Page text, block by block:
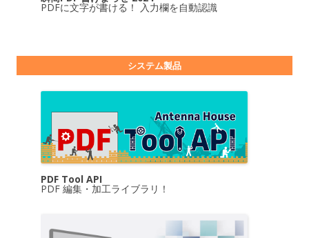
PDFに文字が書ける！ 入力欄を自動認識
システム製品
PDF Tool API
PDF 編集・加工ライブラリ！